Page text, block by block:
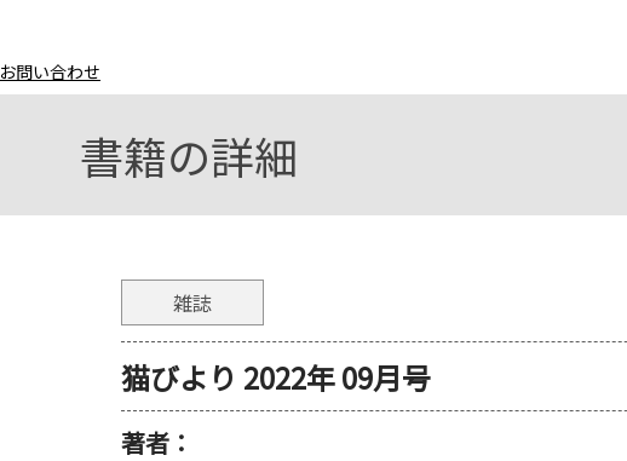
お問い合わせ
書籍の詳細
雑誌
猫びより 2022年 09月号
著者：